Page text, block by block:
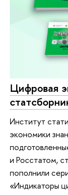
Цифровая
Институт
экономики
и Росстатом,
пополнили
«Индикаторы